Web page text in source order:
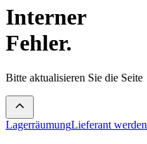
Interner
Fehler.
Bitte aktualisieren Sie die Seite
LagerräumungLieferant werden